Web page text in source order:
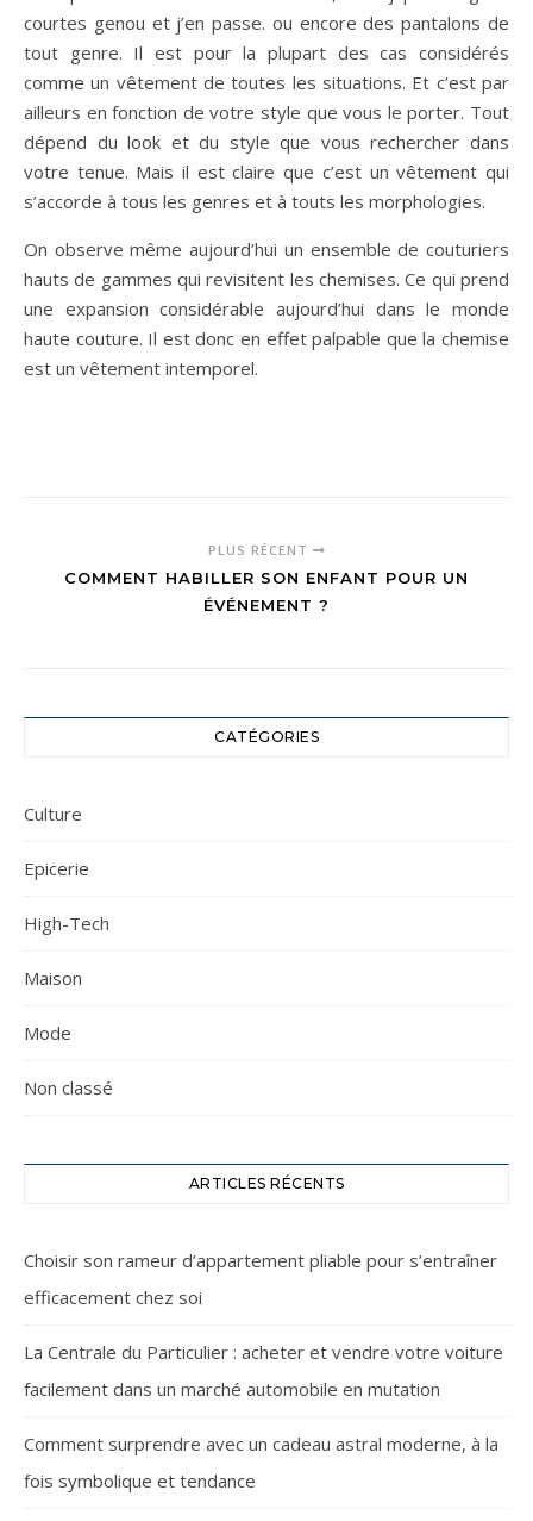
courtes genou et j’en passe. ou encore des pantalons de
tout genre. Il est pour la plupart des cas considérés
comme un vêtement de toutes les situations. Et c’est par
ailleurs en fonction de votre style que vous le porter. Tout
dépend du look et du style que vous rechercher dans
votre tenue. Mais il est claire que c’est un vêtement qui
s’accorde à tous les genres et à touts les morphologies.
On observe même aujourd’hui un ensemble de couturiers
hauts de gammes qui revisitent les chemises. Ce qui prend
une expansion considérable aujourd’hui dans le monde
haute couture. Il est donc en effet palpable que la chemise
est un vêtement intemporel.
PLUS RÉCENT
COMMENT HABILLER SON ENFANT POUR UN
ÉVÉNEMENT ?
CATÉGORIES
Culture
Epicerie
High-Tech
Maison
Mode
Non classé
ARTICLES RÉCENTS
Choisir son rameur d’appartement pliable pour s’entraîner
efficacement chez soi
La Centrale du Particulier : acheter et vendre votre voiture
facilement dans un marché automobile en mutation
Comment surprendre avec un cadeau astral moderne, à la
fois symbolique et tendance